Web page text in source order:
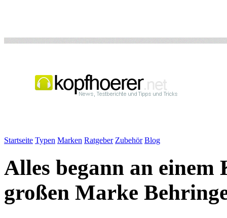
Startseite Typen Marken Ratgeber Zubehör Blog
Alles begann an
großen Marke